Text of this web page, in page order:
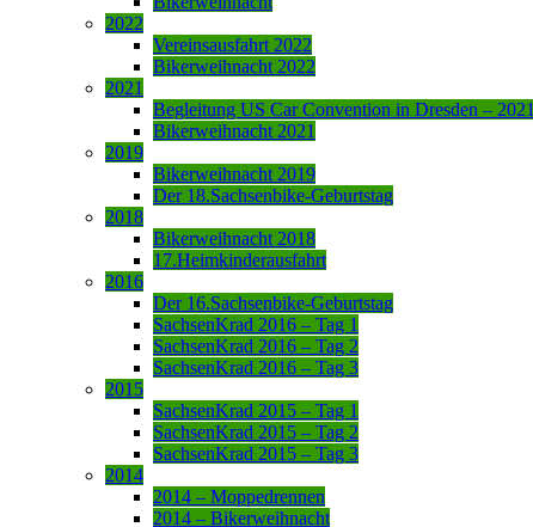
2022
Vereinsausfahrt 2022
Bikerweihnacht 2022
2021
Begleitung US Car Convention in Dresden – 2021
Bikerweihnacht 2021
2019
Bikerweihnacht 2019
Der 18.Sachsenbike-Geburtstag
2018
Bikerweihnacht 2018
17.Heimkinderausfahrt
2016
Der 16.Sachsenbike-Geburtstag
SachsenKrad 2016 – Tag 1
SachsenKrad 2016 – Tag 2
SachsenKrad 2016 – Tag 3
2015
SachsenKrad 2015 – Tag 1
SachsenKrad 2015 – Tag 2
SachsenKrad 2015 – Tag 3
2014
2014 – Moppedrennen
2014 – Bikerweihnacht